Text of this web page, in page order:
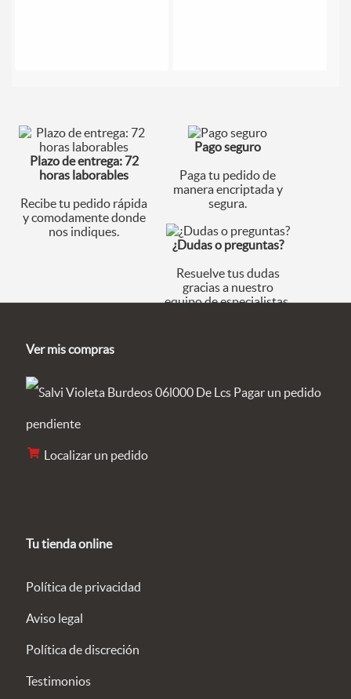
Plazo de entrega: 72
horas laborables
Recibe tu pedido rápida
y comodamente donde
nos indiques.
Pago seguro
Paga tu pedido de
manera encriptada y
segura.
¿Dudas o preguntas?
Resuelve tus dudas
gracias a nuestro
equipo de especialistas.
Ver mis compras
Pagar un pedido
pendiente
Localizar un pedido
Tu tienda online
Política de privacidad
Aviso legal
Política de discreción
Testimonios